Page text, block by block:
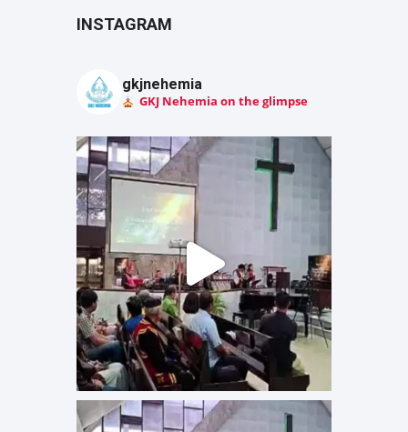
INSTAGRAM
gkjnehemia
GKJ Nehemia on the glimpse